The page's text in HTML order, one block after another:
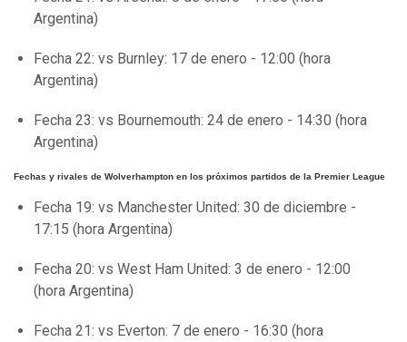
Argentina)
Fecha 22: vs Burnley: 17 de enero - 12:00 (hora
Argentina)
Fecha 23: vs Bournemouth: 24 de enero - 14:30 (hora
Argentina)
Fechas y rivales de Wolverhampton en los próximos partidos de la Premier League
Fecha 19: vs Manchester United: 30 de diciembre -
17:15 (hora Argentina)
Fecha 20: vs West Ham United: 3 de enero - 12:00
(hora Argentina)
Fecha 21: vs Everton: 7 de enero - 16:30 (hora